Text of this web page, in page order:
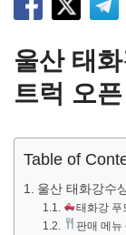
울산 태
트럭 오
Table of
울산 태화강수
태화강 푸
판매 메뉴